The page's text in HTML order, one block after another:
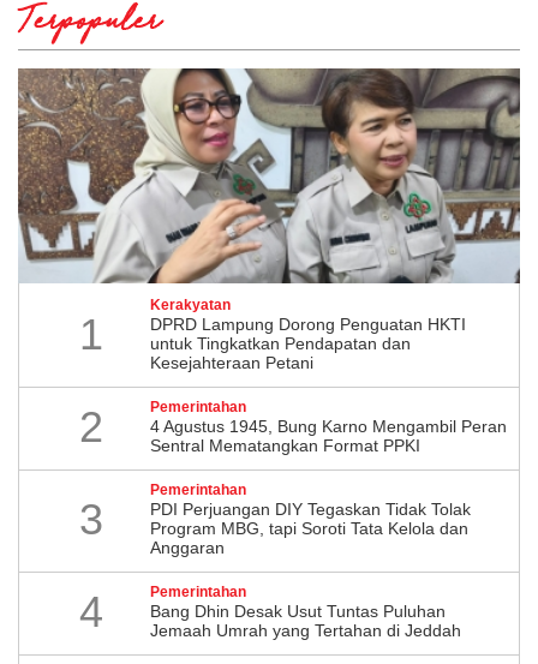
Terpopuler
1
Kerakyatan
DPRD Lampung Dorong Penguatan HKTI
untuk Tingkatkan Pendapatan dan
Kesejahteraan Petani
2 Pemerintahan
4 Agustus 1945, Bung Karno Mengambil Peran
Sentral Mematangkan Format PPKI
3
Pemerintahan
PDI Perjuangan DIY Tegaskan Tidak Tolak
Program MBG, tapi Soroti Tata Kelola dan
Anggaran
4 Pemerintahan
Bang Dhin Desak Usut Tuntas Puluhan
Jemaah Umrah yang Tertahan di Jeddah